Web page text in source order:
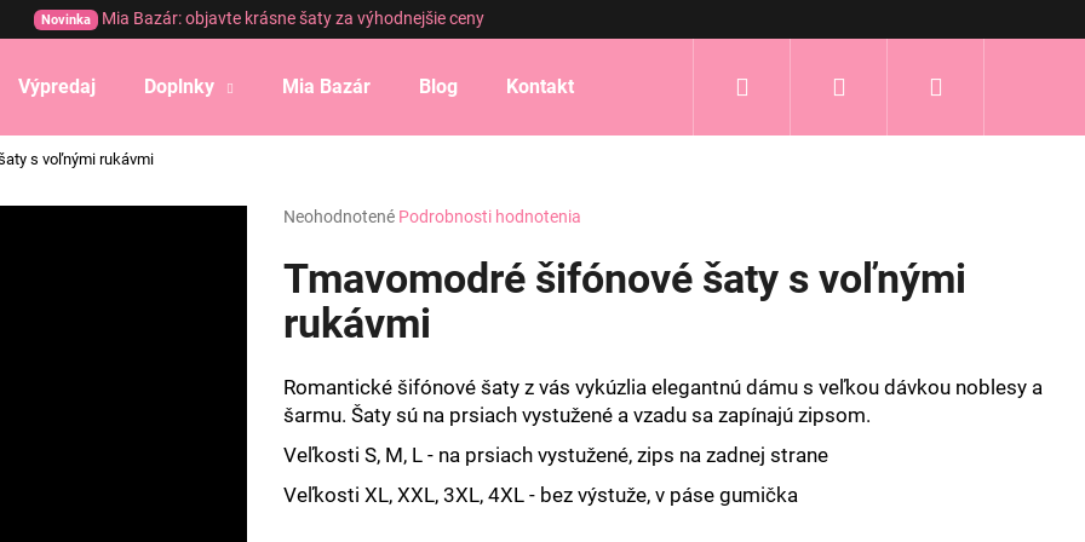
Novinka Mia Bazár: objavte krásne šaty za výhodnejšie ceny
Výpredaj Doplnky Mia Bazár Blog Kontakt Prihlásenie
s voľnými rukávmi
Priemerné
produktu
hviezdičiek.
Neohodnotené Podrobnosti hodnotenia
Tmavomodré šifónové šaty s voľnými
rukávmi
Romantické šifónové šaty z vás vykúzlia elegantnú dámu s veľkou dávkou noblesy a
šarmu. Šaty sú na prsiach vystužené a vzadu sa zapínajú zipsom.
Veľkosti S, M, L - na prsiach vystužené, zips na zadnej strane
Veľkosti XL, XXL, 3XL, 4XL - bez výstuže, v páse gumička
Čo potrebujete nájsť?
HĽADAŤ